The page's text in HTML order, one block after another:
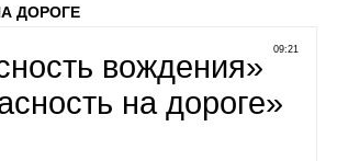
ДОРОГЕ
09:21
вождения»
на дороге»